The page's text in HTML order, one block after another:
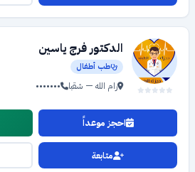
الدكتور فرج ياسين
طب أطفال
رام الله — شقبا •••••••
احجز موعداً
متابعة